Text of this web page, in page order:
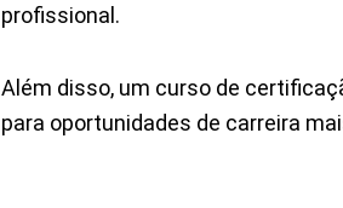
profissional.
Além disso, um curso de
para oportunidades de carreira